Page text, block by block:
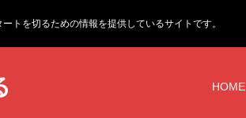
トを切るための情報を提供しているサイトです。
HOME